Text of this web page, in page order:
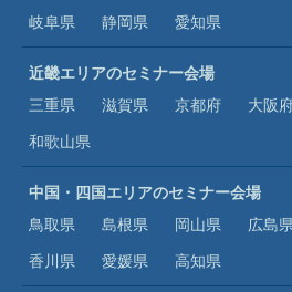
岐阜県
静岡県 愛知県
近畿エリアのセミナー会場
三重県
滋賀県 京都府 大阪
和歌山県
中国・四国エリアのセミナー会場
鳥取県
島根県 岡山県 広島県
香川県
愛媛県 高知県